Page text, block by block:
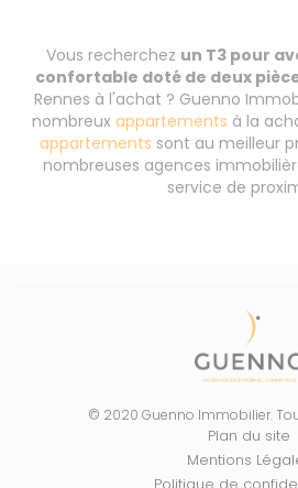
Vous recherchez un T3 pour
confortable doté de deux
Rennes à l'achat ? Guenno
nombreux appartements à la
appartements sont au meilleur
nombreuses agences
service de
© 2020 Guenno Immobilier.
Plan du site
Mentions